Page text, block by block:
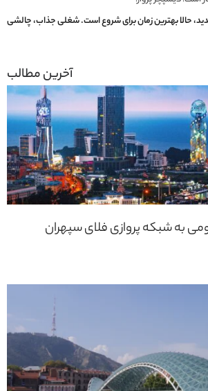
حالا بهترین زمان برای شروع است. شغلی جذاب، چالشی
به شبکه پروازی فلای سپهران